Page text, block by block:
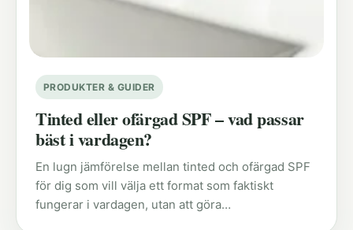
PRODUKTER & GUIDER
Tinted eller ofärgad SPF – vad passar
bäst i vardagen?
En lugn jämförelse mellan tinted och ofärgad SPF
för dig som vill välja ett format som faktiskt
fungerar i vardagen, utan att göra…